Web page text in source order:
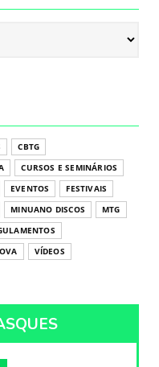
CBTG
CURSOS E SEMINÁRIOS
EVENTOS
FESTIVAIS
MINUANO DISCOS
MTG
VÍDEOS